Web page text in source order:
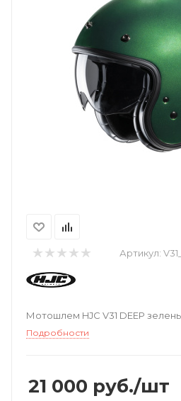
Артикул:
Мотошлем HJC V31 DEEP
Подробности
21 000 руб./шт